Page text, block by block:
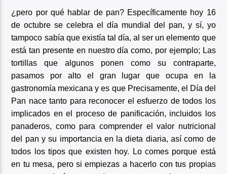
¿pero por qué hablar de pan? Específicamente hoy 16
de octubre se celebra el día mundial del pan, y sí, yo
tampoco sabía que existía tal día, al ser un elemento que
está tan presente en nuestro día como, por ejemplo; Las
tortillas que algunos ponen como su contraparte,
pasamos por alto el gran lugar que ocupa en la
gastronomía mexicana y es que Precisamente, el Día del
Pan nace tanto para reconocer el esfuerzo de todos los
implicados en el proceso de panificación, incluidos los
panaderos, como para comprender el valor nutricional
del pan y su importancia en la dieta diaria, así como de
todos los tipos que existen hoy. Lo comes porque está
en tu mesa, pero si empiezas a hacerlo con tus propias